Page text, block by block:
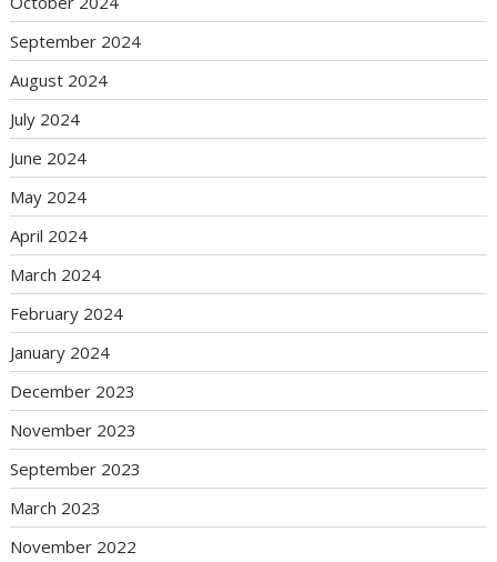
September 2024
August 2024
July 2024
June 2024
May 2024
April 2024
March 2024
February 2024
January 2024
December 2023
November 2023
September 2023
March 2023
November 2022